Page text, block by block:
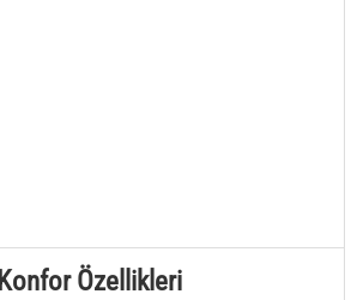
Konfor Özellikleri